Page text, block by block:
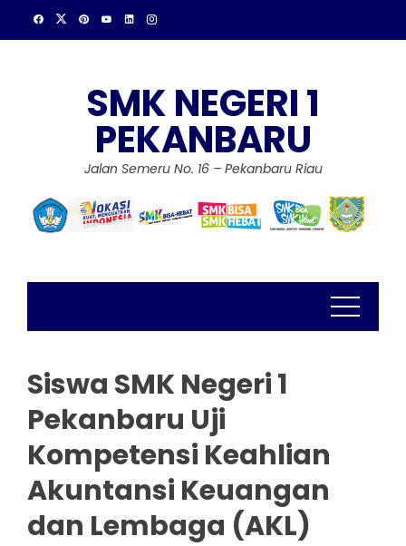
SMK NEGERI 1
PEKANBARU
Jalan Semeru No. 16 – Pekanbaru Riau
Siswa SMK Negeri 1
Pekanbaru Uji
Kompetensi Keahlian
Akuntansi Keuangan
dan Lembaga (AKL)